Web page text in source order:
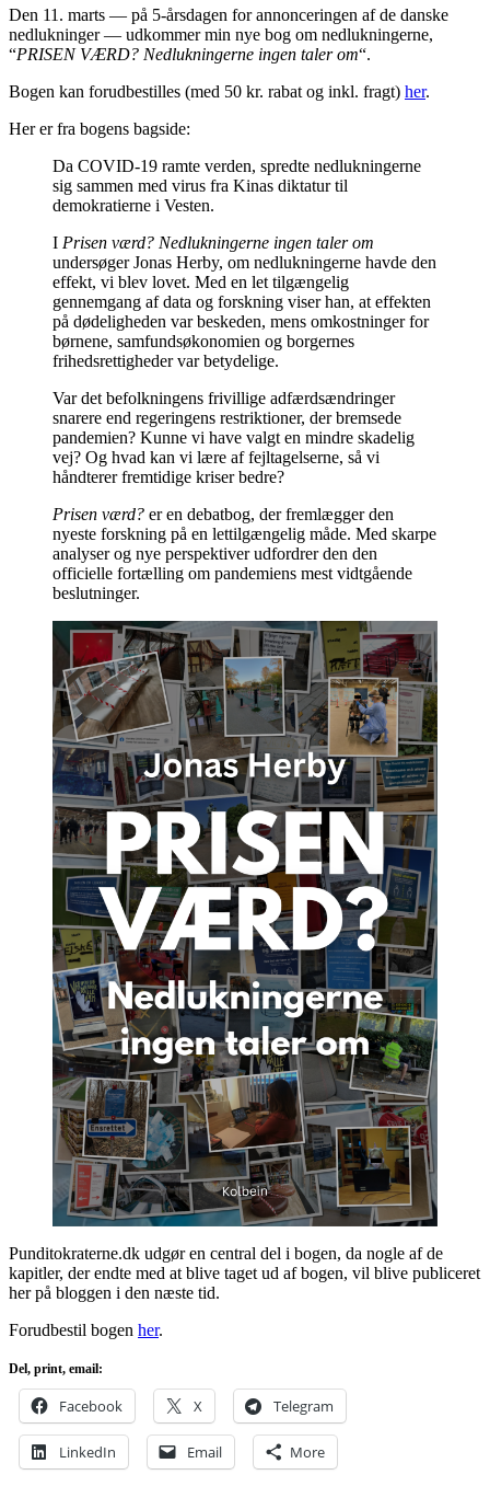
Den 11. marts — på 5-årsdagen for annonceringen af de danske
nedlukninger — udkommer min nye bog om nedlukningerne,
“PRISEN VÆRD? Nedlukningerne ingen taler om“.
Bogen kan forudbestilles (med 50 kr. rabat og inkl. fragt) her.
Her er fra bogens bagside:
Da COVID-19 ramte verden, spredte nedlukningerne
sig sammen med virus fra Kinas diktatur til
demokratierne i Vesten.
I Prisen værd? Nedlukningerne ingen taler om
undersøger Jonas Herby, om nedlukningerne havde den
effekt, vi blev lovet. Med en let tilgængelig
gennemgang af data og forskning viser han, at effekten
på dødeligheden var beskeden, mens omkostninger for
børnene, samfundsøkonomien og borgernes
frihedsrettigheder var betydelige.
Var det befolkningens frivillige adfærdsændringer
snarere end regeringens restriktioner, der bremsede
pandemien? Kunne vi have valgt en mindre skadelig
vej? Og hvad kan vi lære af fejltagelserne, så vi
håndterer fremtidige kriser bedre?
Prisen værd? er en debatbog, der fremlægger den
nyeste forskning på en lettilgængelig måde. Med skarpe
analyser og nye perspektiver udfordrer den den
officielle fortælling om pandemiens mest vidtgående
beslutninger.
Punditokraterne.dk udgør en central del i bogen, da nogle af de
kapitler, der endte med at blive taget ud af bogen, vil blive publiceret
her på bloggen i den næste tid.
Forudbestil bogen her.
Del, print, email:
Facebook X Telegram
LinkedIn Email More